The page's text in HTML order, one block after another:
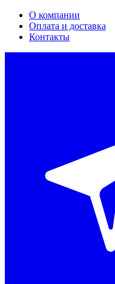
О компании
Оплата и доставка
Контакты